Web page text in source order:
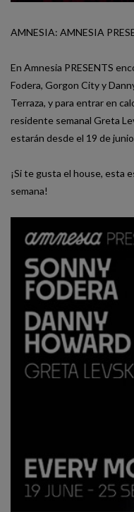
AMNESIA: AMNESIA
En Amnesia PRESENTS
Fodera, Gorgon City y
Terraza, y para entrar en
residente semanal Greta
estarán desde el 19 de
¡Si te gusta el house, esta
semana!